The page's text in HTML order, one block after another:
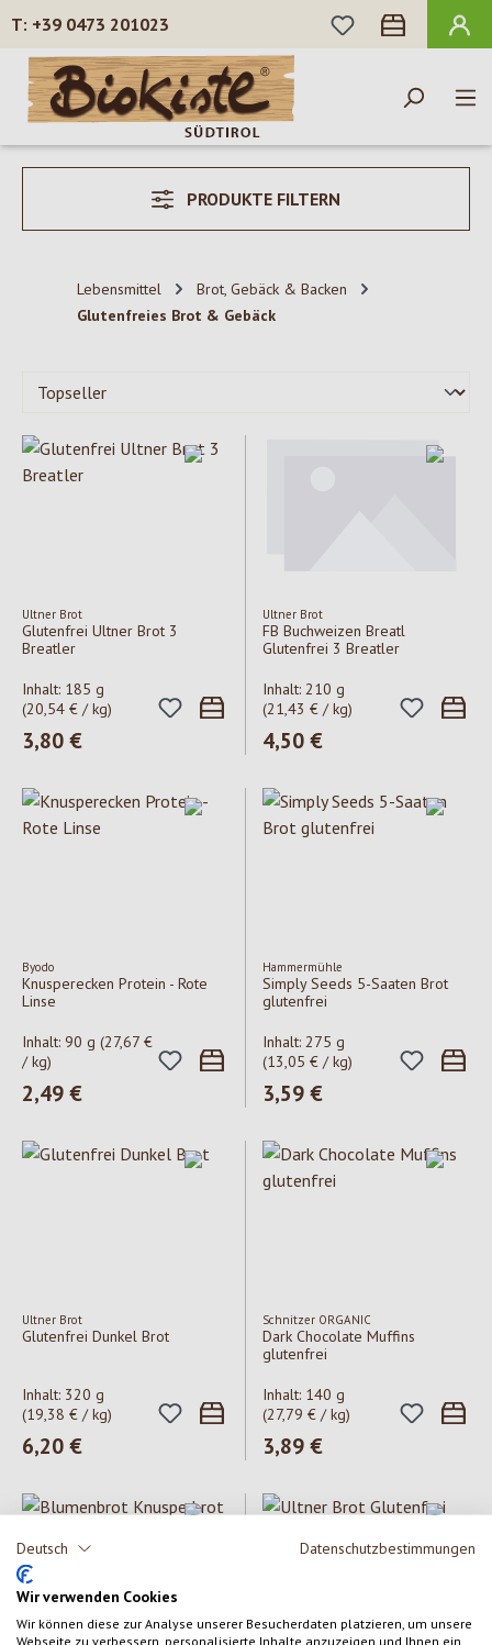
Deutsch Datenschutzbestimmungen
Wir verwenden Cookies
Wir können diese zur Analyse unserer Besucherdaten platzieren, um unsere
Webseite zu verbessern, personalisierte Inhalte anzuzeigen und Ihnen ein
Zum Hauptinhalt springen
+39 0473 201023
DU HAST 0
PRODUKTE FILTERN
Lebensmittel
Brot, Gebäck & Backen
Glutenfreies Brot & Gebäck
Ultner Brot
Glutenfrei Ultner Brot 3
Breatler
Inhalt: 185 g
(20,54 € / kg)
Regulärer Preis:
3,80 €
Ultner Brot
FB Buchweizen Breatl
Glutenfrei 3 Breatler
Inhalt: 210 g
(21,43 € / kg)
Regulärer Preis:
4,50 €
Byodo
Knusperecken Protein - Rote
Linse
Inhalt: 90 g (27,67 €
/ kg)
Regulärer Preis:
2,49 €
Hammermühle
Simply Seeds 5-Saaten Brot
glutenfrei
Inhalt: 275 g
(13,05 € / kg)
Regulärer Preis:
3,59 €
Ultner Brot
Glutenfrei Dunkel Brot
Inhalt: 320 g
(19,38 € / kg)
Regulärer Preis:
6,20 €
Schnitzer ORGANIC
Dark Chocolate Muffins
glutenfrei
Inhalt: 140 g
(27,79 € / kg)
Regulärer Preis:
3,89 €